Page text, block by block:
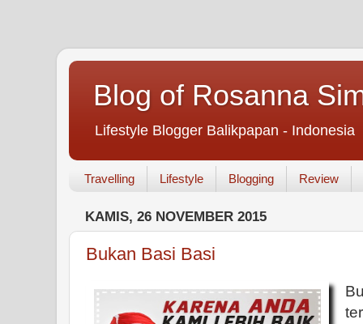
Blog of Rosanna
Lifestyle Blogger Balikpapan - Indonesia
Travelling Lifestyle Blogging Review
KAMIS, 26 NOVEMBER 2015
Bukan Basi Basi